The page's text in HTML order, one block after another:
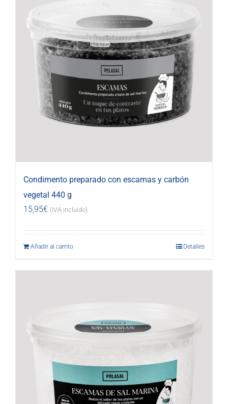
Condimento preparado con escamas y carbón
vegetal 440 g
15,95€ (IVA incluido)
Añadir al carrito Detalles